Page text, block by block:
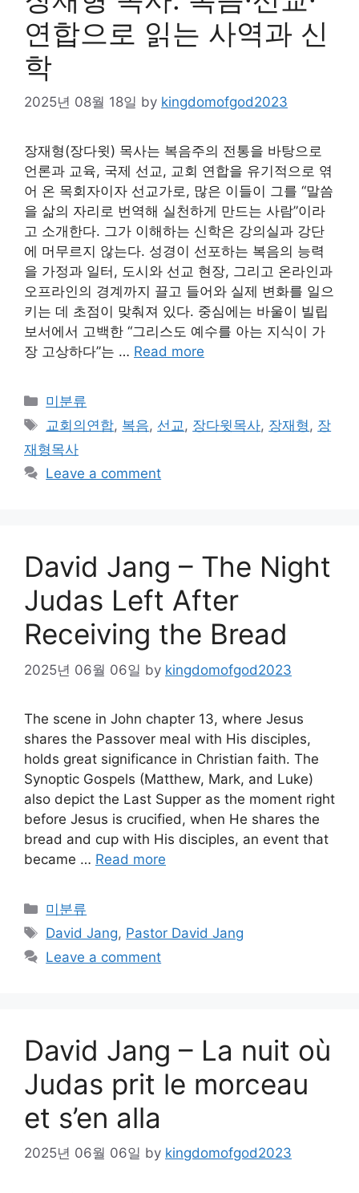
연합으로 읽는 사역과 신
학
2025년 08월 18일 by kingdomofgod2023
장재형(장다윗) 목사는 복음주의 전통을 바탕으로
언론과 교육, 국제 선교, 교회 연합을 유기적으로 엮
어 온 목회자이자 선교가로, 많은 이들이 그를 “말씀
을 삶의 자리로 번역해 실천하게 만드는 사람”이라
고 소개한다. 그가 이해하는 신학은 강의실과 강단
에 머무르지 않는다. 성경이 선포하는 복음의 능력
을 가정과 일터, 도시와 선교 현장, 그리고 온라인과
오프라인의 경계까지 끌고 들어와 실제 변화를 일으
키는 데 초점이 맞춰져 있다. 중심에는 바울이 빌립
보서에서 고백한 “그리스도 예수를 아는 지식이 가
장 고상하다”는 … Read more
Categories
미분류
Tags
교회의연합, 복음, 선교, 장다윗목사, 장재형, 장
재형목사
Leave a comment
David Jang – The Night
Judas Left After
Receiving the Bread
2025년 06월 06일 by kingdomofgod2023
The scene in John chapter 13, where Jesus
shares the Passover meal with His disciples,
holds great significance in Christian faith. The
Synoptic Gospels (Matthew, Mark, and Luke)
also depict the Last Supper as the moment right
before Jesus is crucified, when He shares the
bread and cup with His disciples, an event that
became … Read more
Categories
미분류
Tags
David Jang, Pastor David Jang
Leave a comment
David Jang – La nuit où
Judas prit le morceau
et s’en alla
2025년 06월 06일 by kingdomofgod2023